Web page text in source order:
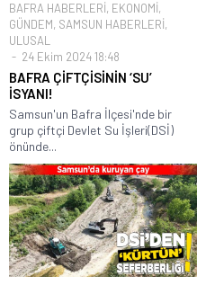
BAFRA HABERLERİ, EKONOMİ,
GÜNDEM, SAMSUN HABERLERİ,
ULUSAL
24 Ekim 2024 18:48
BAFRA ÇİFTÇİSİNİN ‘SU’
İSYANI!
Samsun'un Bafra İlçesi'nde bir
grup çiftçi Devlet Su İşleri(DSİ)
önünde...